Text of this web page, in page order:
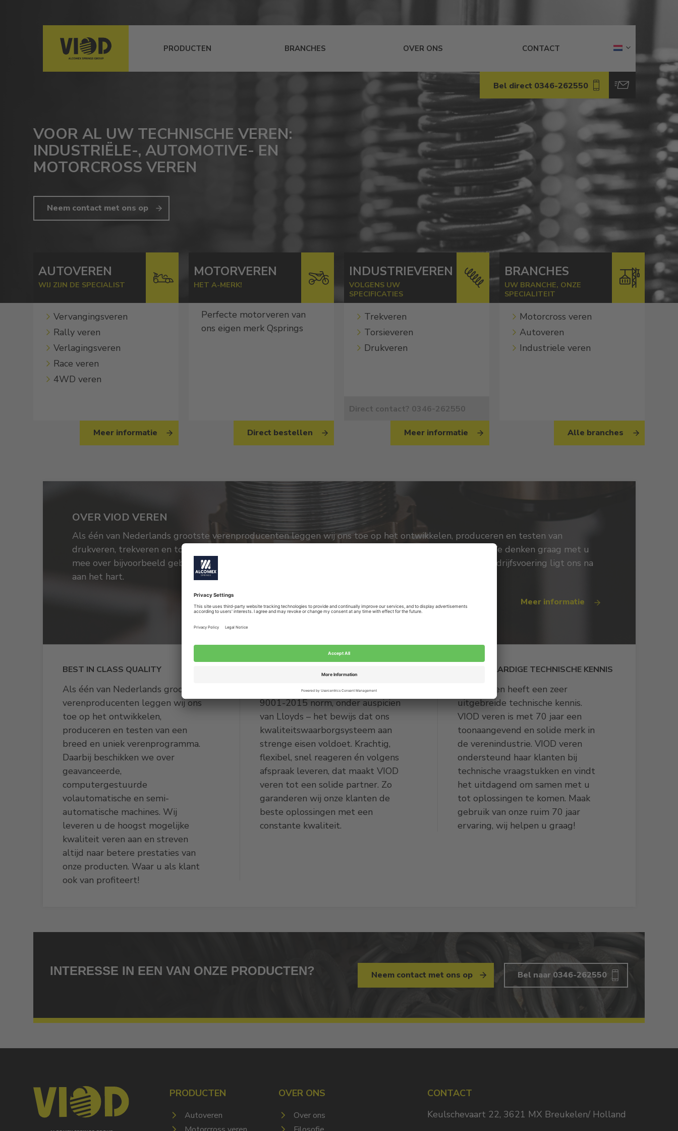
PRODUCTEN BRANCHES OVER ONS CONTACT
Bel direct 0346-262550
VOOR AL UW TECHNISCHE VEREN:
INDUSTRIËLE-, AUTOMOTIVE- EN
MOTORCROSS VEREN
Neem contact met ons op
AUTOVEREN
WIJ ZIJN DE SPECIALIST
Vervangingsveren
Rally veren
Verlagingsveren
Race veren
4WD veren
Meer informatie
MOTORVEREN
HET A-MERK!
Perfecte motorveren van
ons eigen merk Qsprings
Direct bestellen
INDUSTRIEVEREN
VOLGENS UW
SPECIFICATIES
Trekveren
Torsieveren
Drukveren
Direct contact? 0346-262550
Meer informatie
BRANCHES
UW BRANCHE, ONZE
SPECIALITEIT
Motorcross veren
Autoveren
Industriele veren
Alle branches
OVER VIOD VEREN
Als één van Nederlands grootste verenproducenten leggen wij ons toe op het ontwikkelen, produceren en testen van
drukveren, trekveren en torsieveren. Voor al uw veertechnische vraagstukken kunt u bij ons terecht. We denken graag met u
mee over bijvoorbeeld gebruik en levensduur van op maat gemaakte veren. De continuïteit van uw bedrijfsvoering ligt ons na
aan het hart.
Meer informatie
BEST IN CLASS QUALITY
Als één van Nederlands grootste
verenproducenten leggen wij ons
toe op het ontwikkelen,
produceren en testen van een
breed en uniek verenprogramma.
Daarbij beschikken we over
geavanceerde,
computergestuurde
volautomatische en semi-
automatische machines. Wij
leveren u de hoogst mogelijke
kwaliteit veren aan en streven
altijd naar betere prestaties van
onze producten. Waar u als klant
ook van profiteert!
We voldoen aan de NEN-ISO
9001-2015 norm, onder auspicien
van Lloyds – het bewijs dat ons
kwaliteitswaarborgsysteem aan
strenge eisen voldoet. Krachtig,
flexibel, snel reageren én volgens
afspraak leveren, dat maakt VIOD
veren tot een solide partner. Zo
garanderen wij onze klanten de
beste oplossingen met een
constante kwaliteit.
HOOGWAARDIGE TECHNISCHE KENNIS
VIOD veren heeft een zeer
uitgebreide technische kennis.
VIOD veren is met 70 jaar een
toonaangevend en solide merk in
de verenindustrie. VIOD veren
ondersteund haar klanten bij
technische vraagstukken en vindt
het uitdagend om samen met u
tot oplossingen te komen. Maak
gebruik van onze ruim 70 jaar
ervaring, wij helpen u graag!
INTERESSE IN EEN VAN ONZE PRODUCTEN? Neem contact met ons op Bel naar 0346-262550
PRODUCTEN
Autoveren
OVER ONS
Over ons
CONTACT
Keulschevaart 22, 3621 MX Breukelen/ Holland